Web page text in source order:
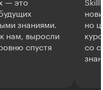
— это
знаниями.
нам, выросли
спустя
но
со